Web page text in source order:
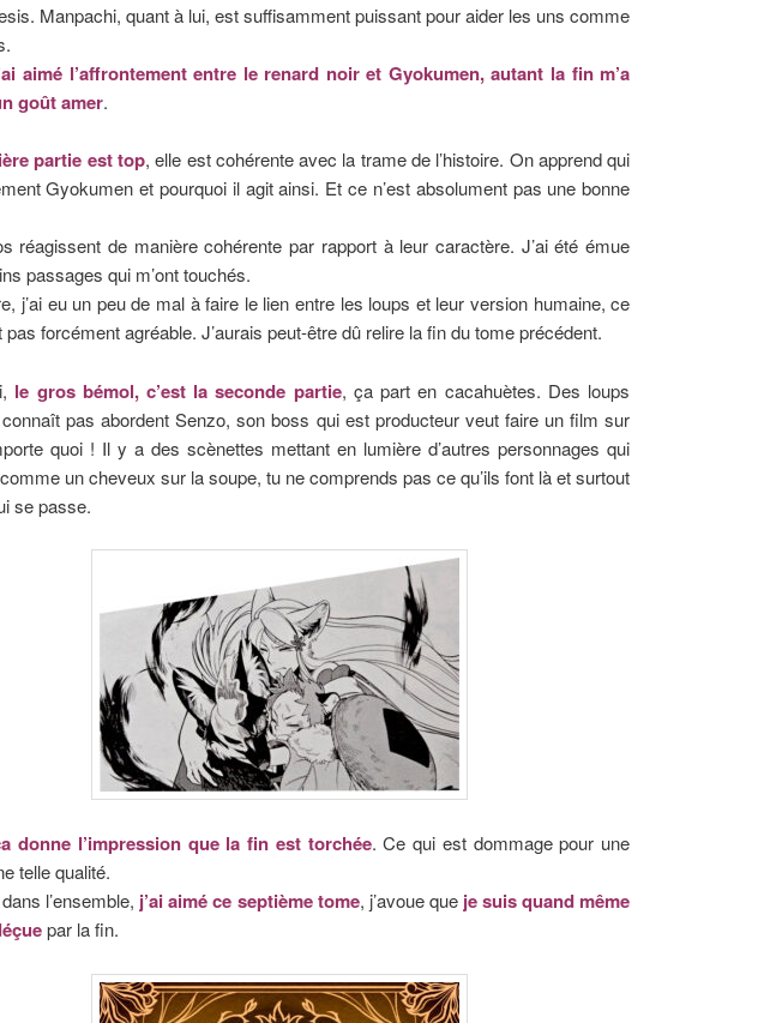
Manpachi, quant à lui, est suffisamment puissant pour aider les uns comme
aimé l’affrontement entre le renard noir et Gyokumen, autant la fin m’a
goût amer.
partie est top, elle est cohérente avec la trame de l’histoire. On apprend qui
Gyokumen et pourquoi il agit ainsi. Et ce n’est absolument pas une bonne
réagissent de manière cohérente par rapport à leur caractère. J’ai été émue
passages qui m’ont touchés.
j’ai eu un peu de mal à faire le lien entre les loups et leur version humaine, ce
pas forcément agréable. J’aurais peut-être dû relire la fin du tome précédent.
le gros bémol, c’est la seconde partie, ça part en cacahuètes. Des loups
connaît pas abordent Senzo, son boss qui est producteur veut faire un film sur
quoi ! Il y a des scènettes mettant en lumière d’autres personnages qui
un cheveux sur la soupe, tu ne comprends pas ce qu’ils font là et surtout
se passe.
donne l’impression que la fin est torchée. Ce qui est dommage pour une
telle qualité.
l’ensemble, j’ai aimé ce septième tome, j’avoue que je suis quand même
par la fin.